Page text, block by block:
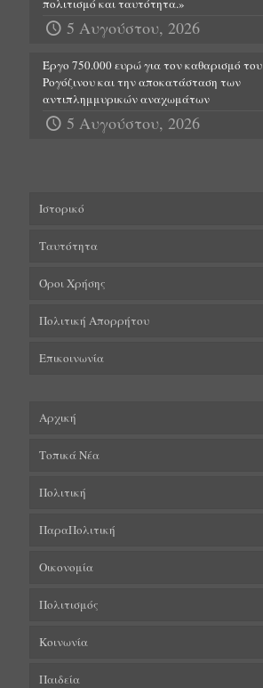
πολιτισμό και ταυτότητα.»
5 Αυγούστου, 2026
Έργο 750.000 ευρώ για τον καθαρισμό του
Ρογόζινου και την αποκατάσταση των
αντιπλημμυρικών αναχωμάτων
5 Αυγούστου, 2026
Ιστορικό
Ταυτότητα
Όροι Χρήσης
Πολιτική Απορρήτου
Επικοινωνία
Αρχική
Τοπικά Νέα
Πολιτική
ΠαραΠολιτική
Οικονομία
Πολιτισμός
Κοινωνία
Παιδεία